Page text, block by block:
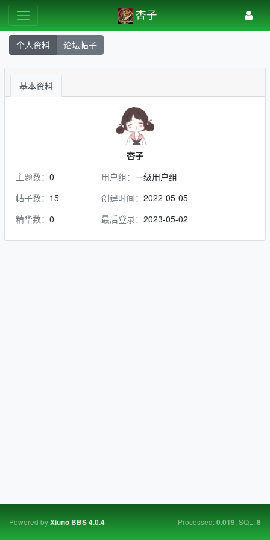
杏子
个人资料 论坛帖子
基本资料
杏子
主题数： 0
帖子数： 15
精华数： 0
用户组： 一级用户组
创建时间： 2022-05-05
最后登录： 2023-05-02
Powered byXiuno BBS4.0.4 Processed:0.019, SQL:8